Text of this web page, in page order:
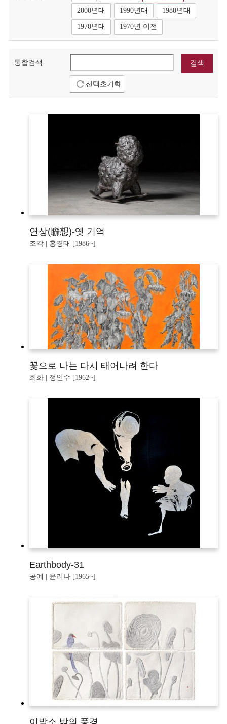
2000년대 1990년대 1980년대
1970년대 1970년 이전
통합검색
선택초기화
연상(聯想)-옛 기억
조각 | 홍경태 [1986~]
꽃으로 나는 다시 태어나려 한다
회화 | 정인수 [1962~]
Earthbody-31
공예 | 윤리나 [1965~]